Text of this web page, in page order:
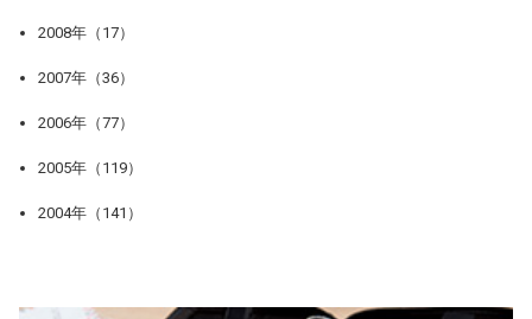
2008年（17）
2007年（36）
2006年（77）
2005年（119）
2004年（141）